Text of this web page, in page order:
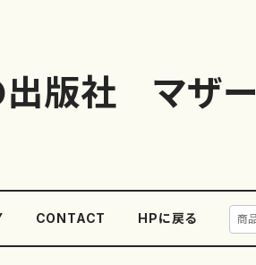
版社 マザー
CONTACT HPに戻る